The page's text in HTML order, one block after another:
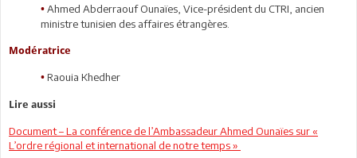
• Ahmed Abderraouf Ounaïes, Vice-président du CTRI, ancien
ministre tunisien des affaires étrangères.
Modératrice
• Raouia Khedher
Lire aussi
Document – La conférence de l’Ambassadeur Ahmed Ounaïes sur «
L’ordre régional et international de notre temps »